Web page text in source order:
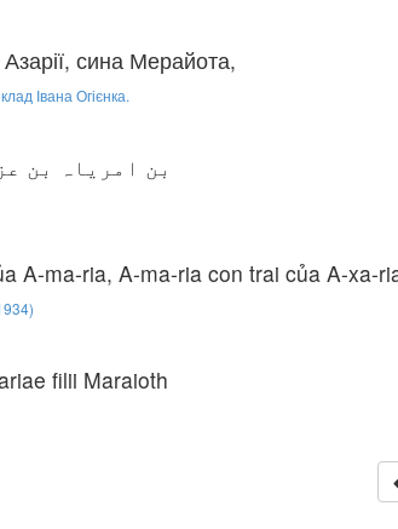
сина Мерайота,
Івана Огієнка.
بن امریاہ بن
A-ma-ria, A-ma-ria con trai của A-xa-
filii Maraioth